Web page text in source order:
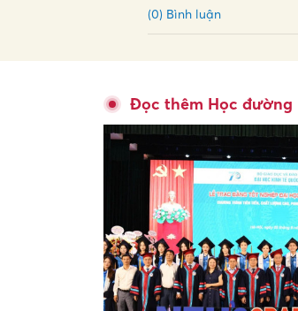
(0) Bình luận
Đọc thêm Học đường